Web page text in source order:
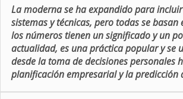
La moderna se ha expandido para
sistemas y técnicas, pero todas se basan
los números tienen un significado y un
actualidad, es una práctica popular y se
desde la toma de decisiones personales
planificación empresarial y la predicción